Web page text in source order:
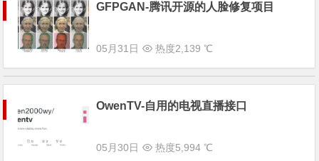
GFPGAN-腾讯开源的人脸修复项目
05月31日 热度2,139 ℃
OwenTV-自用的电视直播接口
05月30日 热度5,994 ℃